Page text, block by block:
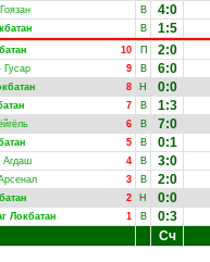
Гоязан В 4:0
В 1:5
10 П 2:0
9
Гусар В 6:0
8 Н 0:0
7 В 1:3
6 В 7:0
5 В 0:1
4
Агдаш В 3:0
3 В 2:0
2 Н 0:0
1
Локбатан В
0:3
Сч